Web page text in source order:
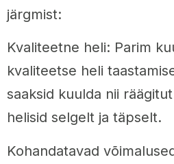
järgmist:
Kvaliteetne heli: Parim
kvaliteetse heli
saaksid kuulda nii
helisid selgelt ja täpselt.
Kohandatavad